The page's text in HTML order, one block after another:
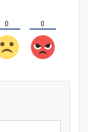
0 0